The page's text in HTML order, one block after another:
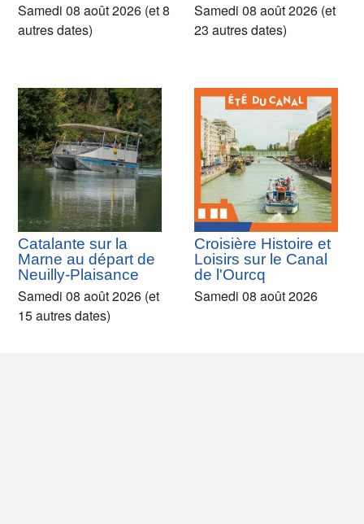
Samedi 08 août 2026 (et 8
autres dates)
Samedi 08 août 2026 (et
23 autres dates)
Catalante sur la
Marne au départ de
Neuilly-Plaisance
Samedi 08 août 2026 (et
15 autres dates)
Croisière Histoire et
Loisirs sur le Canal
de l'Ourcq
Samedi 08 août 2026